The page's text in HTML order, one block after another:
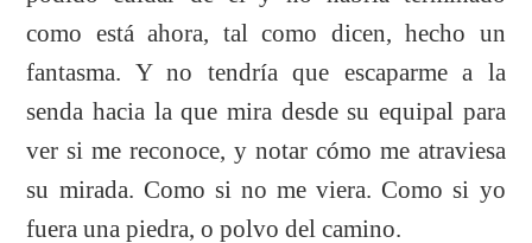
como está ahora, tal como dicen, hecho un
fantasma. Y no tendría que escaparme a la
senda hacia la que mira desde su equipal para
ver si me reconoce, y notar cómo me atraviesa
su mirada. Como si no me viera. Como si yo
fuera una piedra, o polvo del camino.